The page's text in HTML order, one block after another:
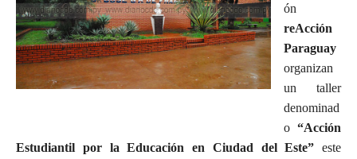
ón
reAcción
Paraguay
organizan
un taller
denominad
o “Acción
Estudiantil por la Educación en Ciudad del Este” este